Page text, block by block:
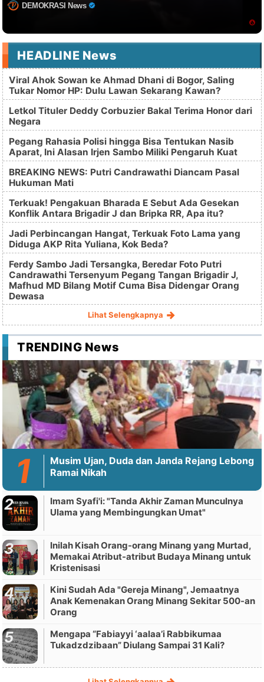
DEMOKRASI News
HEADLINE News
Viral Ahok Sowan ke Ahmad Dhani di Bogor, Saling
Tukar Nomor HP: Dulu Lawan Sekarang Kawan?
Letkol Tituler Deddy Corbuzier Bakal Terima Honor dari
Negara
Pegang Rahasia Polisi hingga Bisa Tentukan Nasib
Aparat, Ini Alasan Irjen Sambo Miliki Pengaruh Kuat
BREAKING NEWS: Putri Candrawathi Diancam Pasal
Hukuman Mati
Terkuak! Pengakuan Bharada E Sebut Ada Gesekan
Konflik Antara Brigadir J dan Bripka RR, Apa itu?
Jadi Perbincangan Hangat, Terkuak Foto Lama yang
Diduga AKP Rita Yuliana, Kok Beda?
Ferdy Sambo Jadi Tersangka, Beredar Foto Putri
Candrawathi Tersenyum Pegang Tangan Brigadir J,
Mafhud MD Bilang Motif Cuma Bisa Didengar Orang
Dewasa
Lihat Selengkapnya
TRENDING News
Musim Ujan, Duda dan Janda Rejang Lebong
Ramai Nikah
Imam Syafi'i: "Tanda Akhir Zaman Munculnya
Ulama yang Membingungkan Umat"
Inilah Kisah Orang-orang Minang yang Murtad,
Memakai Atribut-atribut Budaya Minang untuk
Kristenisasi
Kini Sudah Ada "Gereja Minang", Jemaatnya
Anak Kemenakan Orang Minang Sekitar 500-an
Orang
Mengapa “Fabiayyi ‘aalaa’i Rabbikumaa
Tukadzdzibaan” Diulang Sampai 31 Kali?